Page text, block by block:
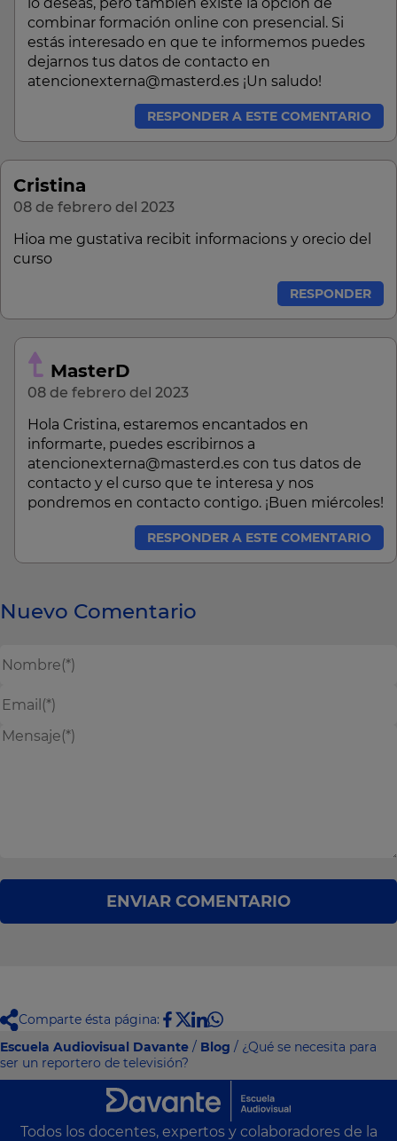
combinar formación online con presencial. Si
estás interesado en que te informemos puedes
dejarnos tus datos de contacto en
atencionexterna@masterd.es ¡Un saludo!
RESPONDER A ESTE COMENTARIO
Cristina
08 de febrero del 2023
Hioa me gustativa recibit informacions y orecio del
curso
RESPONDER
MasterD
08 de febrero del 2023
Hola Cristina, estaremos encantados en
informarte, puedes escribirnos a
atencionexterna@masterd.es con tus datos de
contacto y el curso que te interesa y nos
pondremos en contacto contigo. ¡Buen miércoles!
RESPONDER A ESTE COMENTARIO
Nuevo Comentario
ENVIAR COMENTARIO
Comparte ésta página:
Escuela Audiovisual Davante / Blog / ¿Qué se necesita para
ser un reportero de televisión?
Todos los docentes, expertos y colaboradores de la